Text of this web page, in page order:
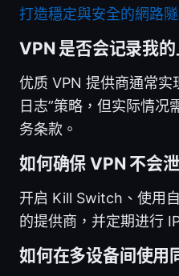
打造穩定與安全的網路
VPN 是否会记录我的
优质 VPN 提供商通常实
日志”策略，但实际情况
务条款。
如何确保 VPN 不会
开启 Kill Switch、使用
的提供商，并定期进行
如何在多设备间使用